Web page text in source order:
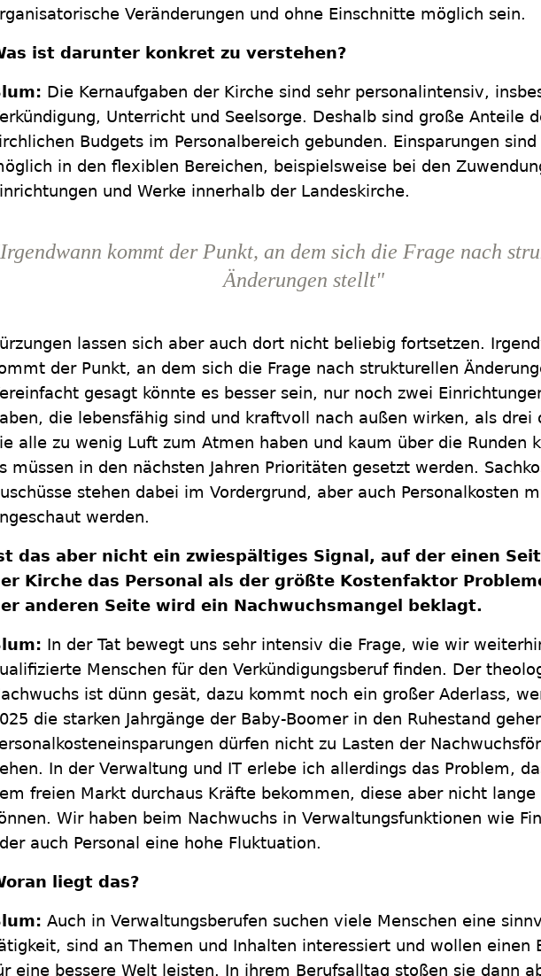
Veränderungen und ohne Einschnitte möglich sein.
ist darunter konkret zu verstehen?
Die Kernaufgaben der Kirche sind sehr personalintensiv,
Unterricht und Seelsorge. Deshalb sind große Anteile
Budgets im Personalbereich gebunden. Einsparungen sind
in den flexiblen Bereichen, beispielsweise bei den
und Werke innerhalb der Landeskirche.
kommt der Punkt, an dem sich die Frage nach
Änderungen stellt"
lassen sich aber auch dort nicht beliebig fortsetzen.
der Punkt, an dem sich die Frage nach strukturellen
gesagt könnte es besser sein, nur noch zwei
die lebensfähig sind und kraftvoll nach außen wirken, als drei
alle zu wenig Luft zum Atmen haben und kaum über die Runden
müssen in den nächsten Jahren Prioritäten gesetzt werden.
stehen dabei im Vordergrund, aber auch Personalkosten
werden.
das aber nicht ein zwiespältiges Signal, auf der einen
Kirche das Personal als der größte Kostenfaktor
anderen Seite wird ein Nachwuchsmangel beklagt.
In der Tat bewegt uns sehr intensiv die Frage, wie wir
Menschen für den Verkündigungsberuf finden. Der
ist dünn gesät, dazu kommt noch ein großer Aderlass,
die starken Jahrgänge der Baby-Boomer in den Ruhestand
dürfen nicht zu Lasten der
In der Verwaltung und IT erlebe ich allerdings das Problem,
freien Markt durchaus Kräfte bekommen, diese aber nicht lange
Wir haben beim Nachwuchs in Verwaltungsfunktionen wie
auch Personal eine hohe Fluktuation.
liegt das?
Auch in Verwaltungsberufen suchen viele Menschen eine
sind an Themen und Inhalten interessiert und wollen einen
eine bessere Welt leisten. In ihrem Berufsalltag stoßen sie dann